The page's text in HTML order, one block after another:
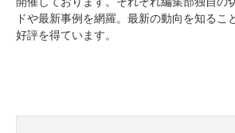
ドや最新事例を網羅。最新の動向を知るこ
好評を得ています。